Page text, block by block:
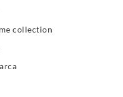
collection